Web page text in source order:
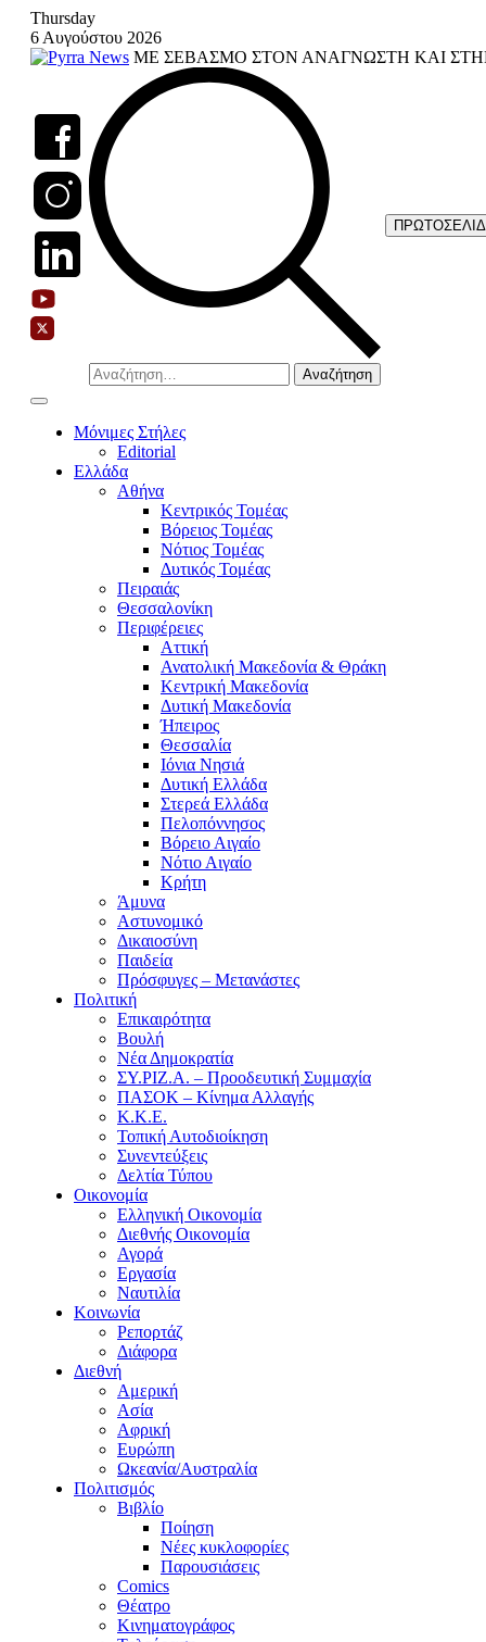
Skip
content
Thursday
6 Αυγούστου 2026
ΜΕ ΣΕΒΑΣΜΟ ΣΤΟΝ ΑΝΑΓΝΩΣΤΗ ΚΑΙ
Αναζήτηση
για:
Μόνιμες Στήλες
Editorial
Ελλάδα
Αθήνα
Κεντρικός Τομέας
Βόρειος Τομέας
Νότιος Τομέας
Δυτικός Τομέας
Πειραιάς
Θεσσαλονίκη
Περιφέρειες
Αττική
Ανατολική Μακεδονία & Θράκη
Κεντρική Μακεδονία
Δυτική Μακεδονία
Ήπειρος
Θεσσαλία
Ιόνια Νησιά
Δυτική Ελλάδα
Στερεά Ελλάδα
Πελοπόννησος
Βόρειο Αιγαίο
Νότιο Αιγαίο
Κρήτη
Άμυνα
Αστυνομικό
Δικαιοσύνη
Παιδεία
Πρόσφυγες – Μετανάστες
Πολιτική
Επικαιρότητα
Βουλή
Νέα Δημοκρατία
ΣΥ.ΡΙΖ.Α. – Προοδευτική Συμμαχία
ΠΑΣΟΚ – Κίνημα Αλλαγής
Κ.Κ.Ε.
Τοπική Αυτοδιοίκηση
Συνεντεύξεις
Δελτία Τύπου
Οικονομία
Ελληνική Οικονομία
Διεθνής Οικονομία
Αγορά
Εργασία
Ναυτιλία
Κοινωνία
Ρεπορτάζ
Διάφορα
Διεθνή
Αμερική
Ασία
Αφρική
Ευρώπη
Ωκεανία/Αυστραλία
Πολιτισμός
Βιβλίο
Ποίηση
Νέες κυκλοφορίες
Παρουσιάσεις
Comics
Θέατρο
Κινηματογράφος